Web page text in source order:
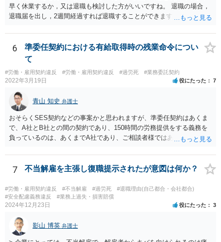
早く休業するか，又は退職も検討した方がいいですね。 退職の場合，
退職届を出し，2週間経過すれば退職することができます。これは会社
であれば，十分な引き継ぎを行った上で，退職することで後々のトラ
ブルは防ぐことが可能です。
6
準委任契約における有給取得時の残業命令につい
て
#労働・雇用契約違反 #労働・雇用契約違反 #過労死 #業務委託契約
2022年3月19日 役にたった 7
青山 知史 弁護士
おそらくSES契約などの事案かと思われますが、準委任契約はあくま
で、A社とB社との間の契約であり、150時間の労務提供をする義務を
負っているのは、あくまでA社であり、ご相談者様ではありません。
いて、有給休暇の使用が制限されたり、また、休んだ分の労働を余計
に提供する義務はありません。 ご相談者様が有給休暇を使うことで、
て、代替要員を提供するなどすればよく、また、こうした有給休暇を
支える体制を作ること自体、会社側の義務であるとも言えます。
7 不当解雇を主張し復職提示されたが意図は何か？
#労働・雇用契約違反 #不当解雇 #過労死
#退職理由(自己都合・会社都合)
#安全配慮義務違反
#業務上過失・損害賠償
2024年12月23日 役にたった 3
影山 博英 弁護士